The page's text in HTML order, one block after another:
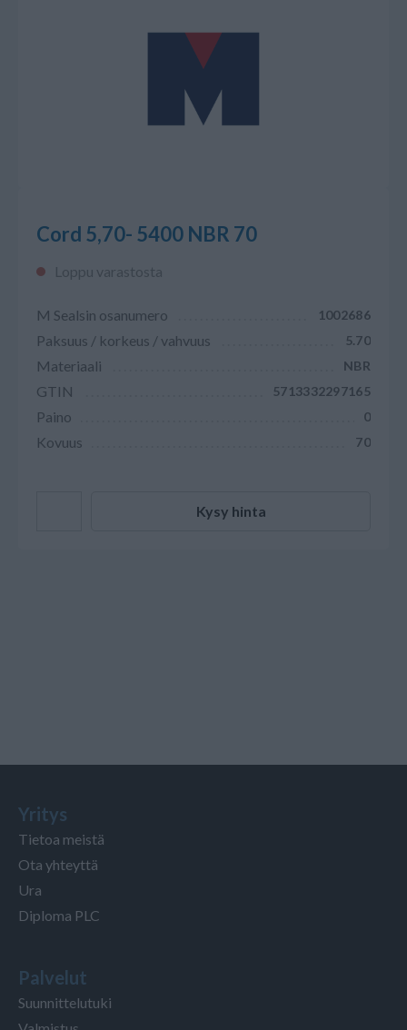
Cord 5,70- 5400 NBR 70
Loppu varastosta
M Sealsin osanumero 1002686
Paksuus / korkeus / vahvuus 5.70
Materiaali NBR
GTIN 5713332297165
Paino 0
Kovuus 70
Kysy hinta
Yritys
Tietoa meistä
Ota yhteyttä
Ura
Diploma PLC
Palvelut
Suunnittelutuki